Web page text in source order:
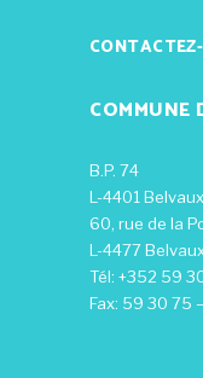
COMMUNE
B.P. 74
L-4401 Belvaux
60, rue de la
L-4477
Tél: +352 59
Fax: 59 30 75